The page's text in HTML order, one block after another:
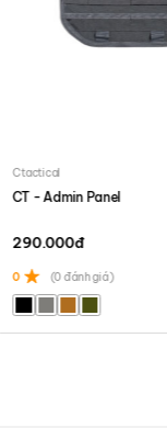
Ctactical
CT - Admin Panel
290.000đ
0 (0 đánh giá)